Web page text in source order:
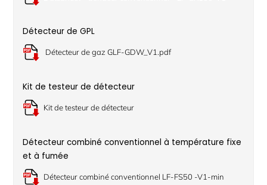
Détecteur de GPL
Détecteur de gaz GLF-GDW_V1.pdf
Kit de testeur de détecteur
Kit de testeur de détecteur
Détecteur combiné conventionnel à température fixe
et à fumée
Détecteur combiné conventionnel LF-FS50 -V1-min